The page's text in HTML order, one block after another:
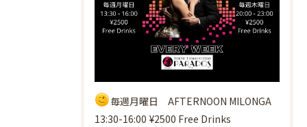
毎週月曜日 AFTERNOON MILONGA
13:30-16:00 ¥2500 Free Drinks